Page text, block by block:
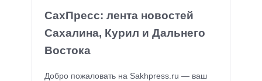
СахПресс: лента новостей
Сахалина, Курил и Дальнего
Востока
Добро пожаловать на Sakhpress.ru — ваш